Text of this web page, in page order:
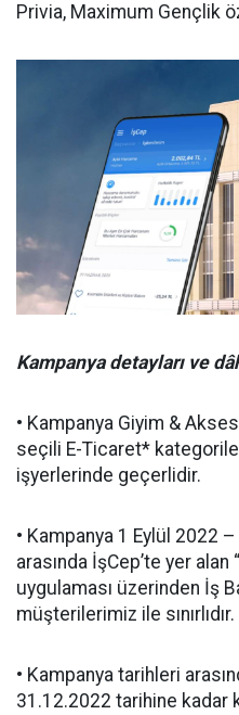
Privia, Maximum Gençlik
Kampanya detayları ve
• Kampanya Giyim &
seçili E-Ticaret*
işyerlerinde geçerlidir.
• Kampanya 1 Eylül 2022
arasında İşCep’te yer
uygulaması üzerinden İş
müşterilerimiz ile sınırlıdır.
• Kampanya tarihleri
31.12.2022 tarihine kadar